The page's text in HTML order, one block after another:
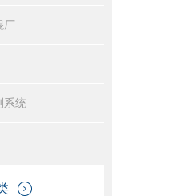
厂
系统